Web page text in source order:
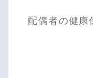
配偶者の健康